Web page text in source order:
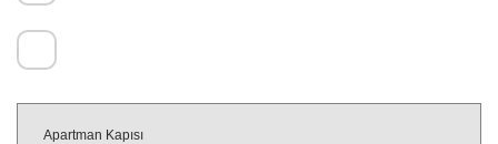
Apartman Kapısı